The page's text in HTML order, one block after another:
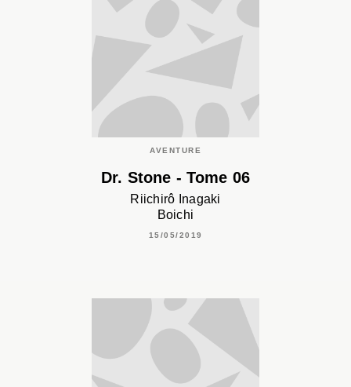
AVENTURE
Dr. Stone - Tome 06
Riichirô Inagaki
Boichi
15/05/2019